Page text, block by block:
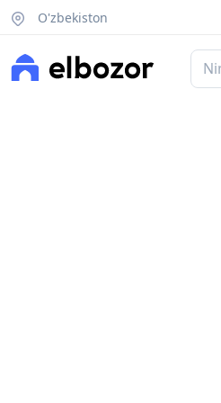
O'zbekiston